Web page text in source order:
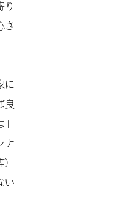
り
さ
に
良
ナ
い